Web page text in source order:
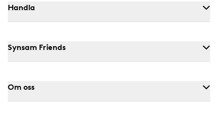
Handla
Synsam Friends
Om oss